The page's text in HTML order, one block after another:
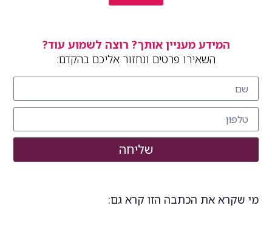
המידע מעניין אותך? רוצה לשמוע עוד?
השאירו פרטים ונחזור אליכם בהקדם:
שליחה
מי שקרא את הכתבה הזו קרא גם: